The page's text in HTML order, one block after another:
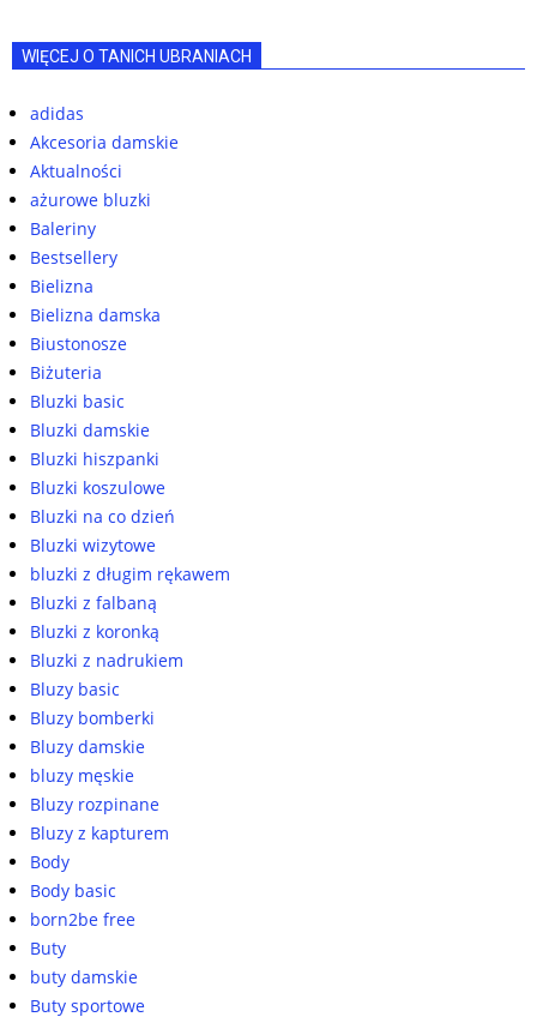
WIĘCEJ O TANICH UBRANIACH
adidas
Akcesoria damskie
Aktualności
ażurowe bluzki
Baleriny
Bestsellery
Bielizna
Bielizna damska
Biustonosze
Biżuteria
Bluzki basic
Bluzki damskie
Bluzki hiszpanki
Bluzki koszulowe
Bluzki na co dzień
Bluzki wizytowe
bluzki z długim rękawem
Bluzki z falbaną
Bluzki z koronką
Bluzki z nadrukiem
Bluzy basic
Bluzy bomberki
Bluzy damskie
bluzy męskie
Bluzy rozpinane
Bluzy z kapturem
Body
Body basic
born2be free
Buty
buty damskie
Buty sportowe